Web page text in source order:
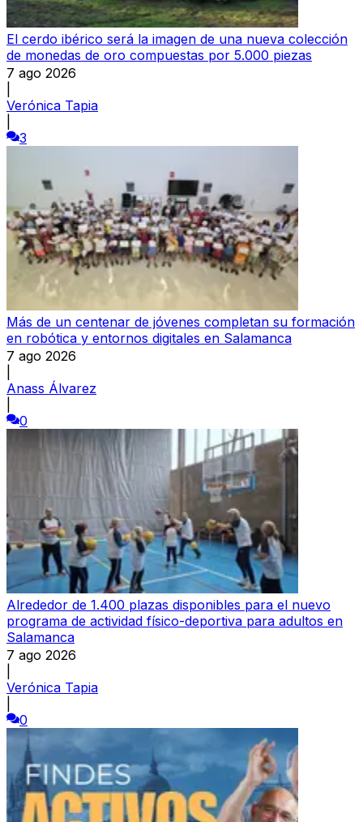
El cerdo ibérico será la imagen de una nueva colección
de monedas de oro compuestas por 5.000 piezas
7 ago 2026
Verónica Tapia
3
Más de un centenar de jóvenes completan su formación
en robótica y entornos digitales en Salamanca
7 ago 2026
Anass Álvarez
0
Alrededor de 1.400 plazas disponibles para el nuevo
programa de actividad físico-deportiva para adultos en
Salamanca
7 ago 2026
Verónica Tapia
0